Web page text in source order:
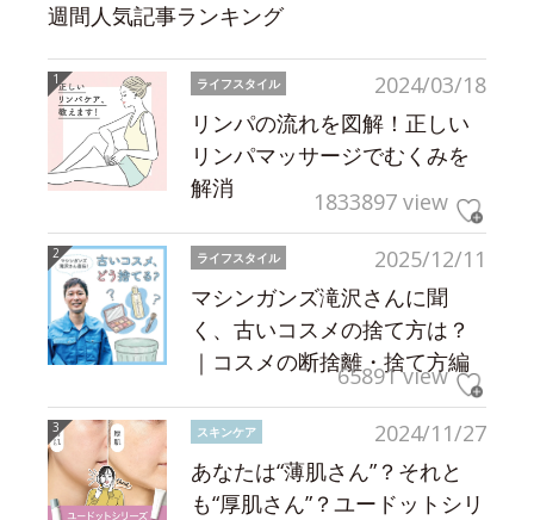
週間人気記事ランキング
2024/03/18
ライフスタイル
リンパの流れを図解！正しい
リンパマッサージでむくみを
解消
1833897 view
2025/12/11
ライフスタイル
マシンガンズ滝沢さんに聞
く、古いコスメの捨て方は？
｜コスメの断捨離・捨て方編
65891 view
2024/11/27
スキンケア
あなたは“薄肌さん”？それと
も“厚肌さん”？ユードットシリ